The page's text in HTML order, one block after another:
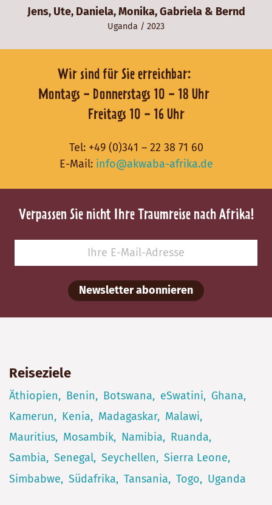
Jens, Ute, Daniela, Monika, Gabriela & Bernd
Uganda / 2023
Wir sind für Sie erreichbar:
Montags - Donnerstags 10 - 18 Uhr
Freitags 10 - 16 Uhr
Tel: +49 (0)341 – 22 38 71 60
E-Mail: info@akwaba-afrika.de
Verpassen Sie nicht Ihre Traumreise nach Afrika!
Newsletter abonnieren
Reiseziele
Äthiopien Benin Botswana eSwatini
Ghana
Kamerun
Kenia Madagaskar
Malawi
Mauritius
Mosambik Namibia
Ruanda
Sambia
Senegal Seychellen
Sierra Leone
Simbabwe
Südafrika Tansania Togo Uganda